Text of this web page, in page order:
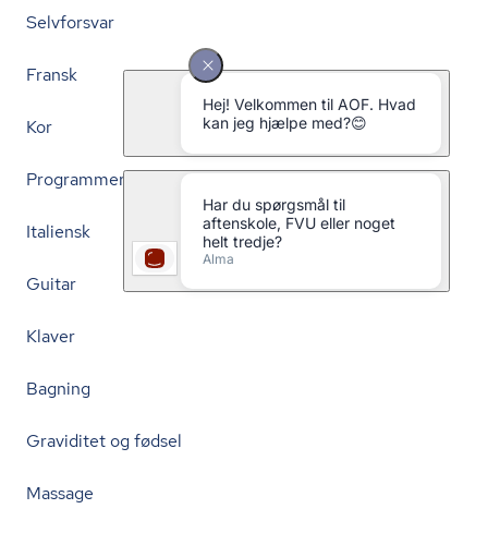
Selvforsvar
Fransk
Kor
Programmering
Italiensk
Guitar
Klaver
Bagning
Graviditet og fødsel
Massage